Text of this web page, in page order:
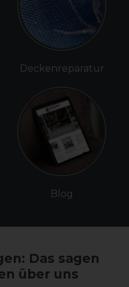
Deckenreparatur
Blog
Das sagen
über uns